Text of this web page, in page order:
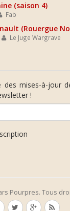
(saison 4)
Fab
(Rouergue
Le Juge Wargrave
mises-à-jour
!
Pourpres. Tous